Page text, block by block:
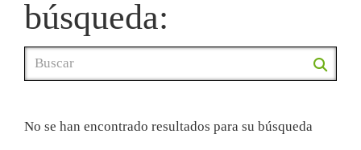
búsqueda:
No se han encontrado resultados para su búsqueda